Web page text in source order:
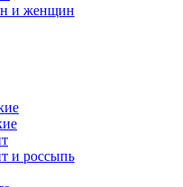
и женщин
и россыпь